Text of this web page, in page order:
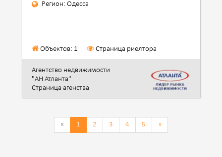
Регион: Одесса
Объектов: 1 Страница риелтора
Агентство недвижимости
"АН Атланта"
Страница агенства
« 1 2 3 4 5 »